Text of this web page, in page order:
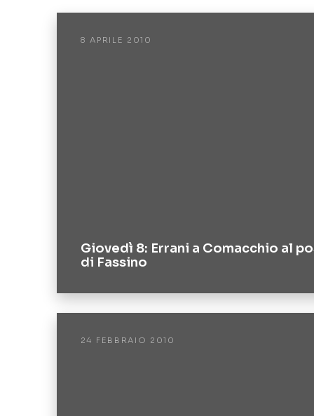
8 APRILE 2010
Giovedì 8: Errani a Comacchio al
di Fassino
24 FEBBRAIO 2010